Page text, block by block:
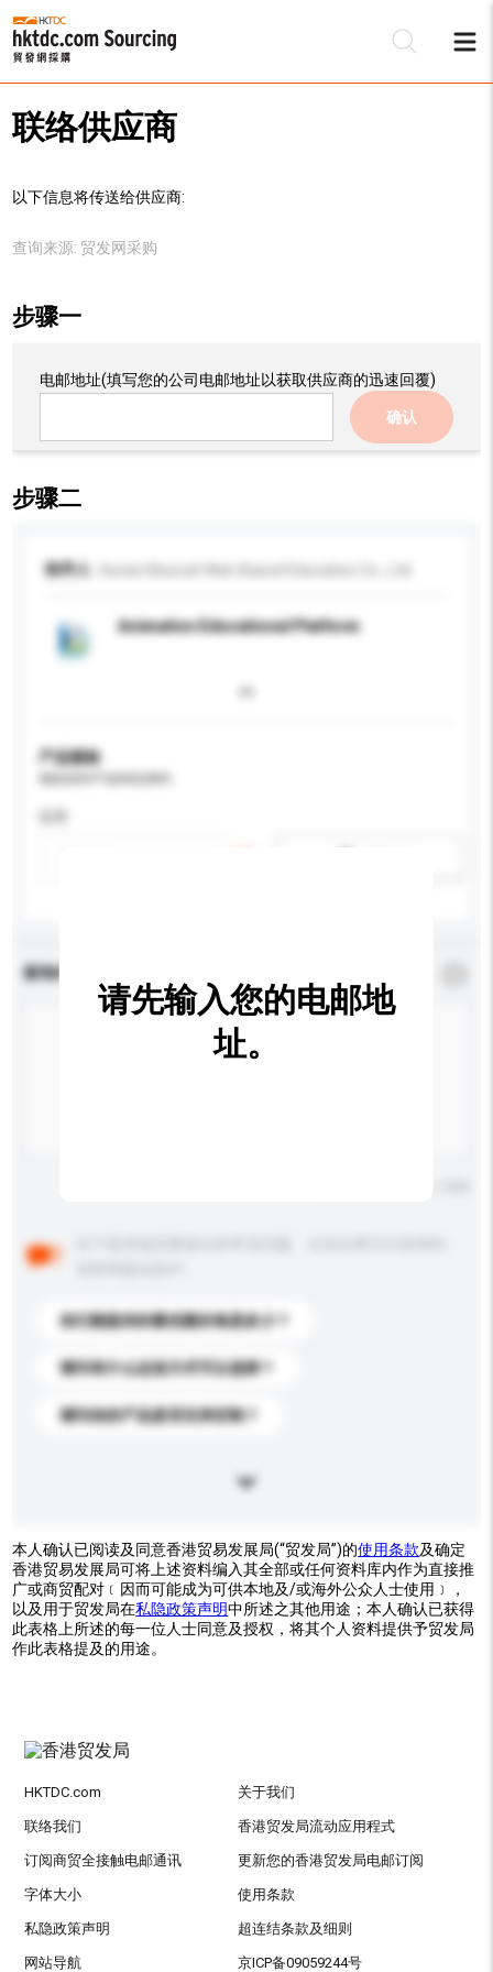
联络供应商
以下信息将传送给供应商:
查询来源: 贸发网采购
步骤一
电邮地址(填写您的公司电邮地址以获取供应商的迅速回覆)
确认
步骤二
收件人
Animation Educational Platform
产品规格
查询内容
你们能提供的最优惠价格是多少？
请问有什么运送方式可以选择？
请问你的产品是否支持定制？
请先输入您的电邮地
址。
本人确认已阅读及同意香港贸易发展局(“贸发局”)的使用条款及确定
香港贸易发展局可将上述资料编入其全部或任何资料库内作为直接推
广或商贸配对﹝因而可能成为可供本地及/或海外公众人士使用﹞，
以及用于贸发局在私隐政策声明中所述之其他用途；本人确认已获得
此表格上所述的每一位人士同意及授权，将其个人资料提供予贸发局
作此表格提及的用途。
HKTDC.com 关于我们
联络我们 香港贸发局流动应用程式
订阅商贸全接触电邮通讯 更新您的香港贸发局电邮订阅
字体大小 使用条款
私隐政策声明 超连结条款及细则
网站导航 京ICP备09059244号